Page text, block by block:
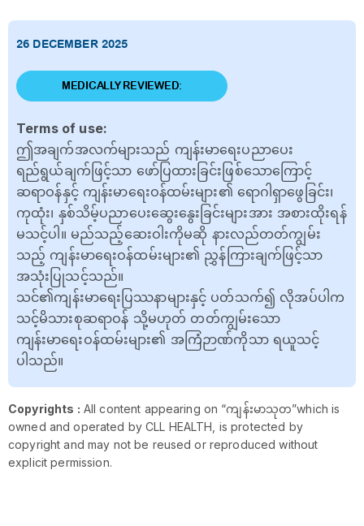
26 DECEMBER 2025
MEDICALLY REVIEWED:
Terms of use:
ဤအချက်အလက်များသည် ကျန်းမာရေးပညာပေး
ရည်ရွယ်ချက်ဖြင့်သာ ဖော်ပြထားခြင်းဖြစ်သောကြောင့်
ဆရာဝန်နှင့် ကျန်းမာရေးဝန်ထမ်းများ၏ ရောဂါရှာဖွေခြင်း၊
ကုထုံး၊ နှစ်သိမ့်ပညာပေးဆွေးနွေးခြင်းများအား အစားထိုးရန်
မသင့်ပါ။ မည်သည့်ဆေးဝါးကိုမဆို နားလည်တတ်ကျွမ်း
သည့် ကျန်းမာရေးဝန်ထမ်းများ၏ ညွှန်ကြားချက်ဖြင့်သာ
အသုံးပြုသင့်သည်။
သင်၏ကျန်းမာရေးပြဿနာများနှင့် ပတ်သက်၍ လိုအပ်ပါက
သင့်မိသားစုဆရာဝန် သို့မဟုတ် တတ်ကျွမ်းသော
ကျန်းမာရေးဝန်ထမ်းများ၏ အကြံဉာဏ်ကိုသာ ရယူသင့်
ပါသည်။
Copyrights : All content appearing on “ကျန်းမာသုတ”which is
owned and operated by CLL HEALTH, is protected by
copyright and may not be reused or reproduced without
explicit permission.